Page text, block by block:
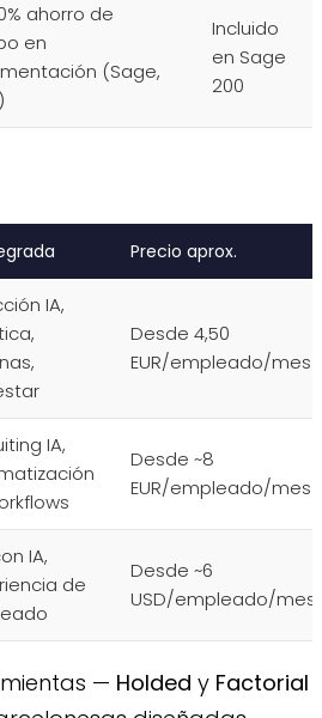
ahorro de
en
(Sage,
Incluido
en Sage
200
Precio aprox.
IA,
Desde 4,50
EUR/empleado/mes
IA,
Desde ~8
EUR/empleado/mes
IA,
de
Desde ~6
USD/empleado/mes
— Holded y Factorial